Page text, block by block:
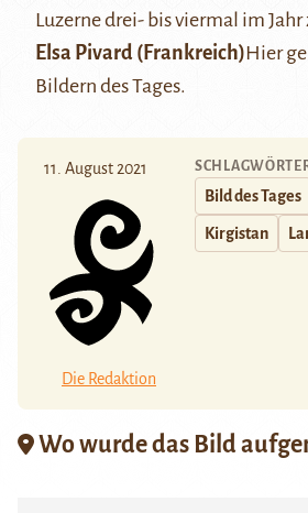
Luzerne drei- bis viermal im Jahr
Elsa Pivard (Frankreich)Hier
Bildern des Tages.
11. August 2021
Die Redaktion
Bild des Tages
Kirgistan
Wo wurde das Bild